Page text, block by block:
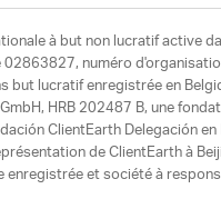
à but non lucratif active
02863827, numéro
but lucratif enregistrée en
HRB 202487 B, une
ClientEarth Delegación
de ClientEarth à
et société à